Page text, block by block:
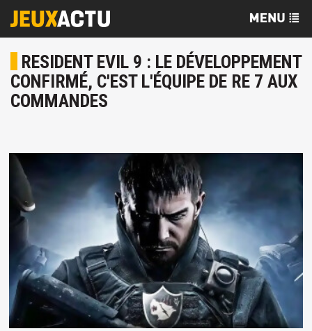
RESIDENT EVIL 9 : LE DÉVELOPPEMENT
CONFIRMÉ, C'EST L'ÉQUIPE DE RE 7 AUX
COMMANDES